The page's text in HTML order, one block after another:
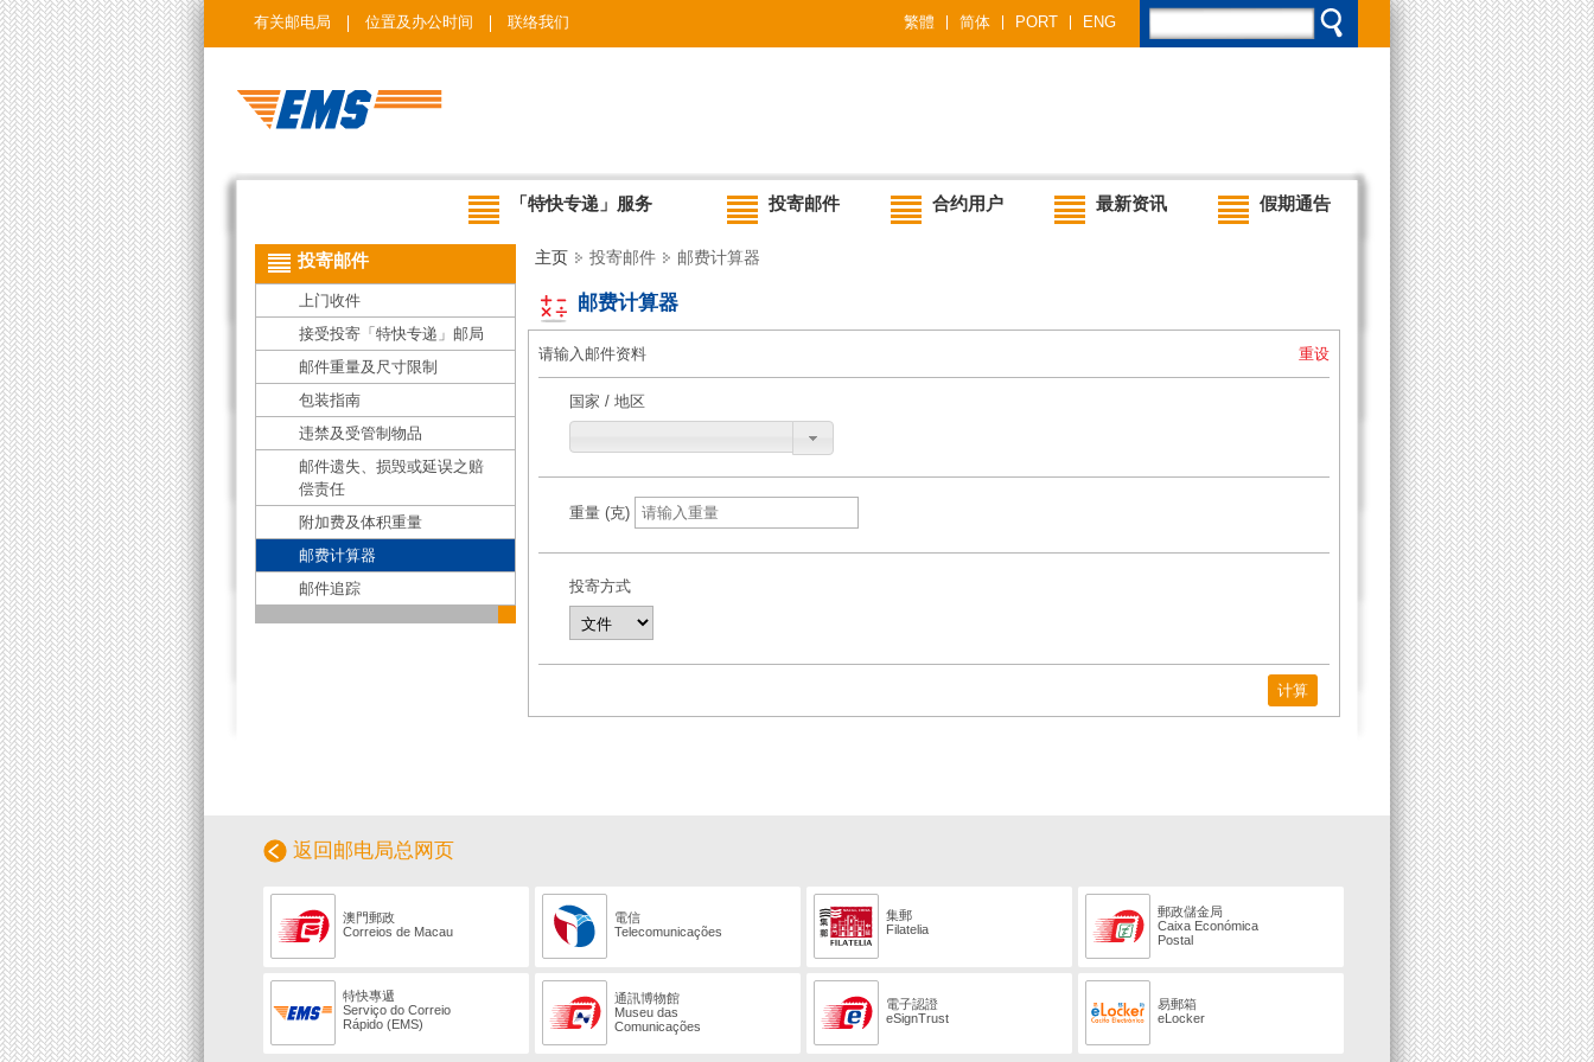
有关邮电局 位置及办公时间 联络我们 繁體 简体 PORT ENG
「特快专递」服务 投寄邮件 合约用户 最新资讯 假期通告
投寄邮件
上门收件
接受投寄「特快专递」邮局
邮件重量及尺寸限制
包装指南
违禁及受管制物品
邮件遗失、损毁或延误之赔
偿责任
附加费及体积重量
邮费计算器
邮件追踪
主页 投寄邮件 邮费计算器
邮费计算器
请输入邮件资料 重设
国家 / 地区
重量 (克)
投寄方式
计算
返回邮电局总网页
澳門郵政
Correios de Macau
電信
Telecomunicações
集郵
Filatelia
郵政儲金局
Caixa Económica
Postal
特快專遞
Serviço do Correio
Rápido (EMS)
通訊博物館
Museu das
Comunicações
電子認證
eSignTrust
易郵箱
eLocker